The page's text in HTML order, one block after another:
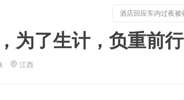
为了生计，负重前行
江西